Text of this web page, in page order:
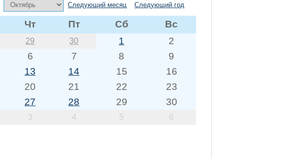
Следующий месяц Следующий год
Чт Пт Сб Вс
29 30 1
2
6 7 8
9
13 14 15
16
20 21 22
23
27 28 29
30
3 4 5 6